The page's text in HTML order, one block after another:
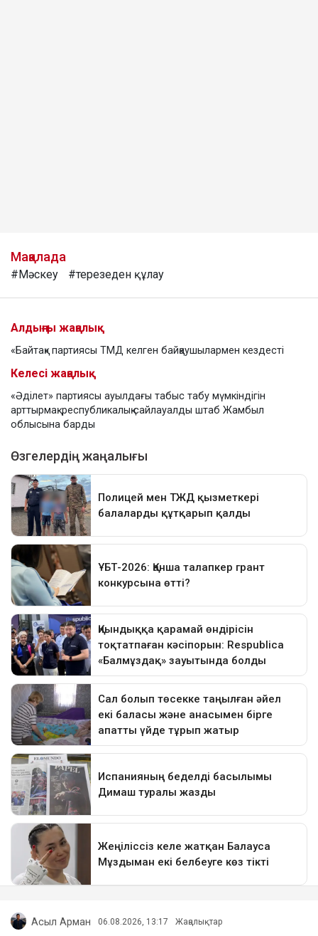
Мақалада
#Мәскеу #терезеден құлау
Алдыңғы жаңалық
«Байтақ» партиясы ТМД келген байқаушылармен кездесті
Келесі жаңалық
«Әділет» партиясы ауылдағы табыс табу мүмкіндігін
арттырмақ: республикалық сайлауалды штаб Жамбыл
облысына барды
Асыл Арман 06.08.2026, 13:17 Жаңалықтар